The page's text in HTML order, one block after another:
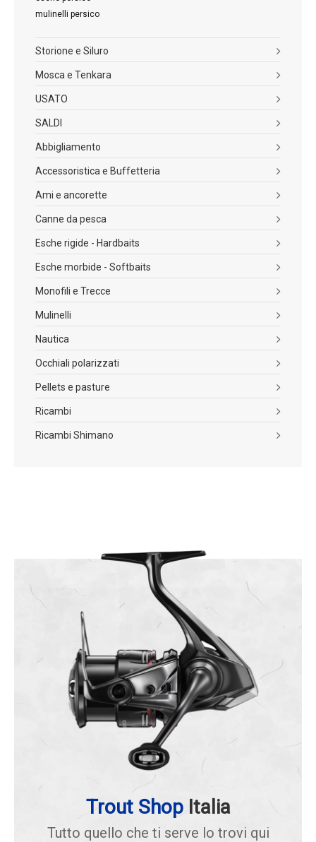
mulinelli persico
Storione e Siluro
Mosca e Tenkara
USATO
SALDI
Abbigliamento
Accessoristica e Buffetteria
Ami e ancorette
Canne da pesca
Esche rigide - Hardbaits
Esche morbide - Softbaits
Monofili e Trecce
Mulinelli
Nautica
Occhiali polarizzati
Pellets e pasture
Ricambi
Ricambi Shimano
Trout ShopItalia
Tutto quello che ti serve lo trovi qui